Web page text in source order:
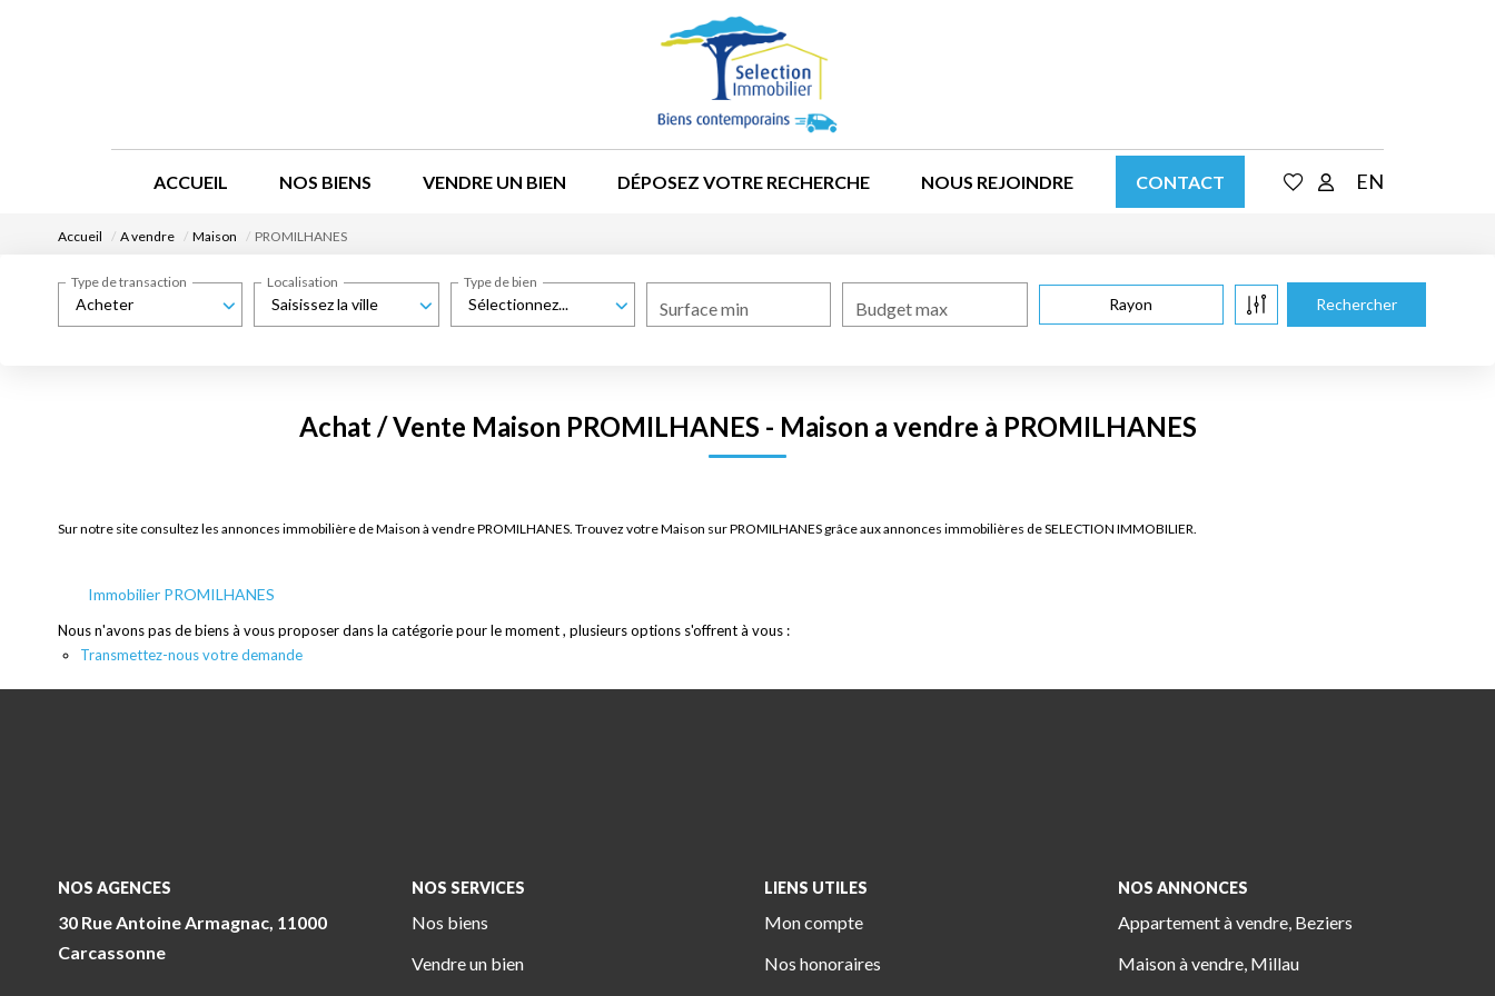
ACCUEIL NOS BIENS VENDRE UN BIEN DÉPOSEZ VOTRE RECHERCHE NOUS REJOINDRE CONTACT EN
Accueil A vendre Maison PROMILHANES
Acheter
Type de transaction
Saisissez la ville
Localisation
Sélectionnez...
Type de bien
Surface min Budget max Rayon
Achat / Vente Maison PROMILHANES - Maison a vendre à PROMILHANES
Sur notre site consultez les annonces immobilière de Maison à vendre PROMILHANES. Trouvez votre Maison sur PROMILHANES grâce aux annonces immobilières de SELECTION IMMOBILIER.
Immobilier PROMILHANES
Nous n'avons pas de biens à vous proposer dans la catégorie pour le moment , plusieurs options s'offrent à vous :
Transmettez-nous votre demande
NOS AGENCES
30 Rue Antoine Armagnac, 11000
Carcassonne
NOS SERVICES
Nos biens
Vendre un bien
LIENS UTILES
Mon compte
Nos honoraires
NOS ANNONCES
Appartement à vendre, Beziers
Maison à vendre, Millau